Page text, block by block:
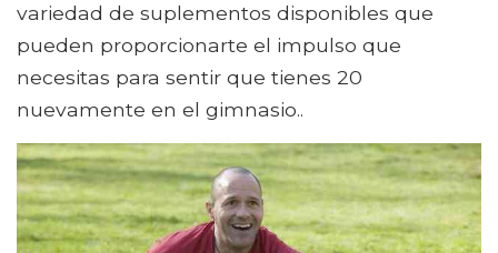
variedad de suplementos disponibles que
pueden proporcionarte el impulso que
necesitas para sentir que tienes 20
nuevamente en el gimnasio..